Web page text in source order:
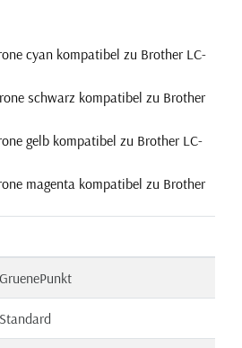
cyan kompatibel zu Brother LC-
schwarz kompatibel zu Brother
gelb kompatibel zu Brother LC-
magenta kompatibel zu Brother
GruenePunkt
Standard